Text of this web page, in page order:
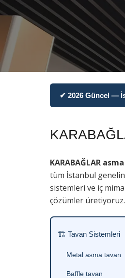
✔ 2026 Güncel —
KARABAĞLAR
tüm İstanbul
sistemleri ve iç
çözümler üretiyoruz.
🏗 Tavan Sistemleri
Metal asma tavan
Baffle tavan